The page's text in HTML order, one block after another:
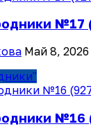
№17
Май 8, 2026
№16